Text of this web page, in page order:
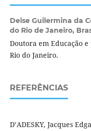
Deise Guilermina da
do Rio de Janeiro,
Doutora em Educação
Rio do Janeiro.
REFERÊNCIAS
D’ADESKY, Jacques